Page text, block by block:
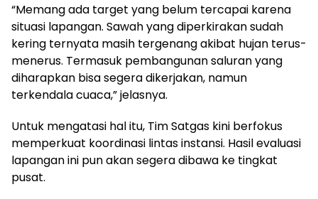
“Memang ada target yang belum tercapai karena
situasi lapangan. Sawah yang diperkirakan sudah
kering ternyata masih tergenang akibat hujan terus-
menerus. Termasuk pembangunan saluran yang
diharapkan bisa segera dikerjakan, namun
terkendala cuaca,” jelasnya.
Untuk mengatasi hal itu, Tim Satgas kini berfokus
memperkuat koordinasi lintas instansi. Hasil evaluasi
lapangan ini pun akan segera dibawa ke tingkat
pusat.